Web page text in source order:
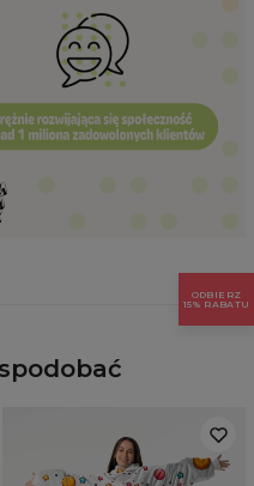
ODBIERZ
15% RABATU